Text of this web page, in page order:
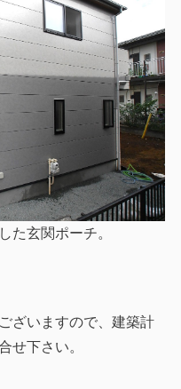
た玄関ポーチ。
ざいますので、建築計
せ下さい。